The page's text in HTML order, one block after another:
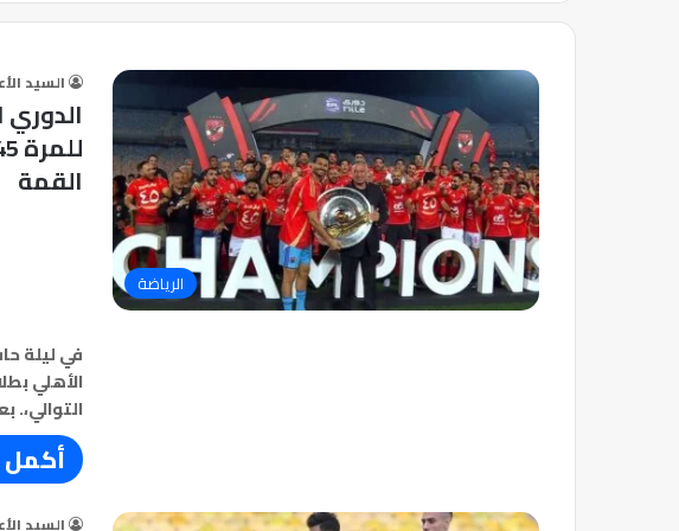
الرياضة
السيد
القمة
في ليلة
الأهلي
التوالي،.
أكمل
السيد